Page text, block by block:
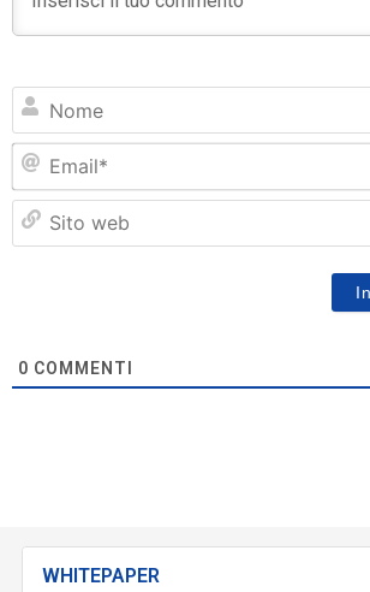
0 COMMENTI
WHITEPAPER